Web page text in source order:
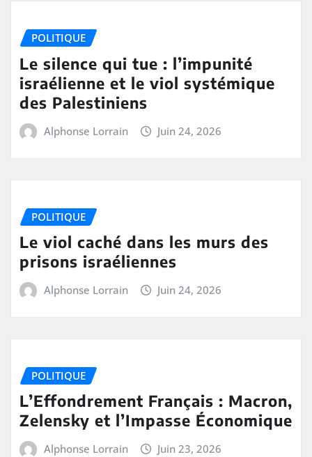
POLITIQUE
Le silence qui tue : l’impunité
israélienne et le viol systémique
des Palestiniens
Alphonse Lorrain Juin 24, 2026
POLITIQUE
Le viol caché dans les murs des
prisons israéliennes
Alphonse Lorrain Juin 24, 2026
POLITIQUE
L’Effondrement Français : Macron,
Zelensky et l’Impasse Économique
Alphonse Lorrain Juin 23, 2026